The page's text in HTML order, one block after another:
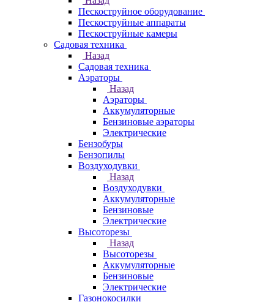
Пескоструйное оборудование
Пескоструйные аппараты
Пескоструйные камеры
Садовая техника
Назад
Садовая техника
Аэраторы
Назад
Аэраторы
Аккумуляторные
Бензиновые аэраторы
Электрические
Бензобуры
Бензопилы
Воздуходувки
Назад
Воздуходувки
Аккумуляторные
Бензиновые
Электрические
Высоторезы
Назад
Высоторезы
Аккумуляторные
Бензиновые
Электрические
Газонокосилки